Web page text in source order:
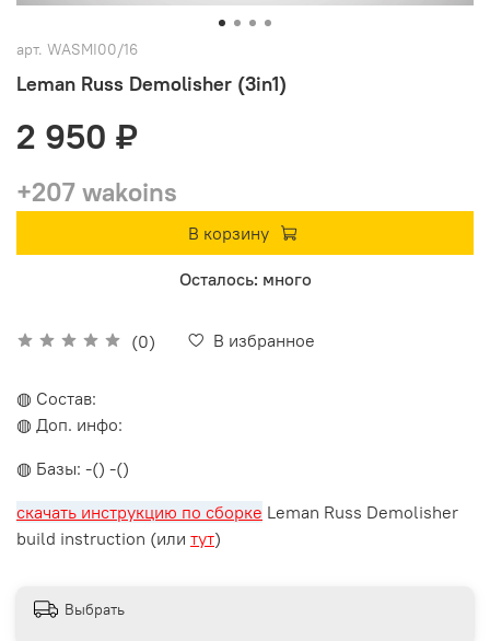
арт. WASMI00/16
Leman Russ Demolisher (3in1)
(0) В избранное
2 950 ₽
+207 wakoins
В корзину
Осталось: много
◍ Состав:
◍ Доп. инфо:
◍ Базы: -() -()
скачать инструкцию по сборке Leman Russ Demolisher
build instruction (или тут)
Выбрать